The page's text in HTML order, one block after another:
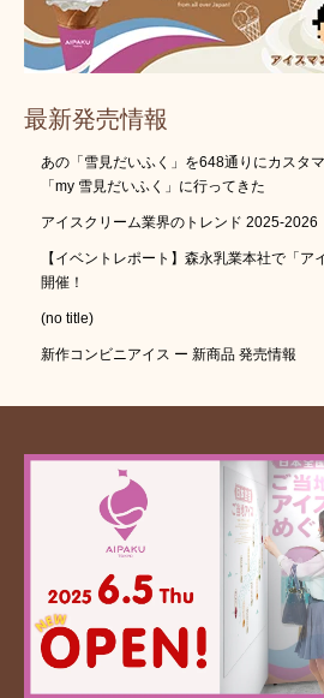
最新発売情報
あの「雪見だいふく」を648通りにカスタ
「my 雪見だいふく」に行ってきた
アイスクリーム業界のトレンド 2025-2026
【イベントレポート】森永乳業本社で「ア
開催！
(no title)
新作コンビニアイス ー 新商品 発売情報